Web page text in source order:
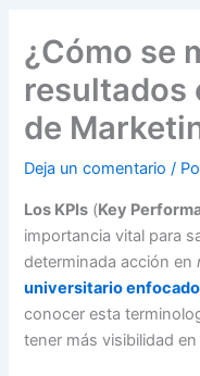
¿Cómo se
resultados
de
Deja un comentario /
Los KPIs (Key
importancia vital para
determinada acción en
universitario
conocer esta
tener más visibilidad